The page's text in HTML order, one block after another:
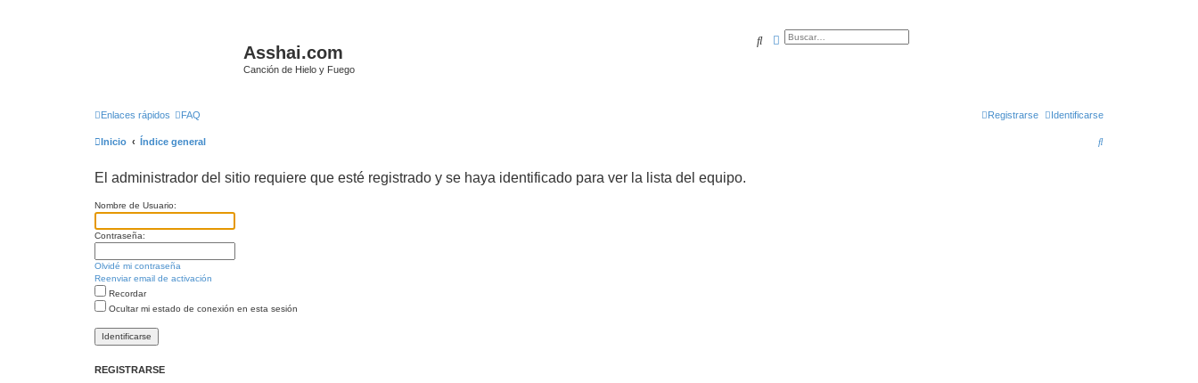
Asshai.com
Canción de Hielo y Fuego
BuscarBúsqueda avanzada
Enlaces rápidos FAQ Identificarse
Registrarse
Inicio Índice general
B
El administrador del sitio requiere que esté registrado y se haya identificado para ver la lista del equipo.
Nombre de Usuario:
Contraseña:
Olvidé mi contraseña
Reenviar email de activación
Recordar
Ocultar mi estado de conexión en esta sesión
REGISTRARSE